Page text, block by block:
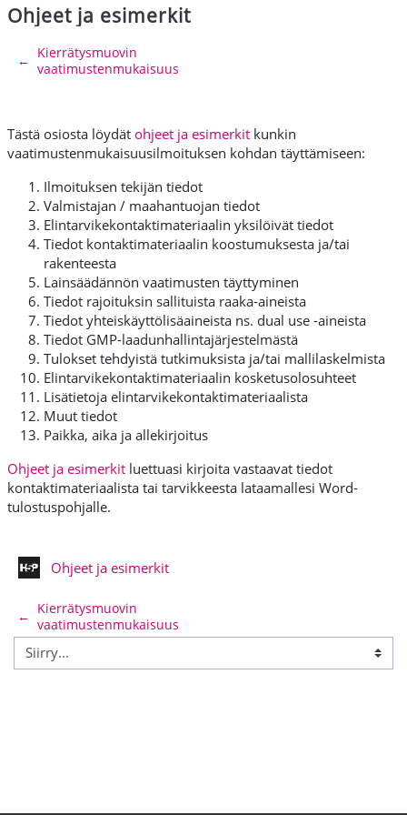
Ohjeet ja esimerkit
Osion ääriviiva
← Kierrätysmuovin
vaatimustenmukaisuus
Tästä osiosta löydät ohjeet ja esimerkit kunkin
vaatimustenmukaisuusilmoituksen kohdan täyttämiseen:
Ilmoituksen tekijän tiedot
Valmistajan / maahantuojan tiedot
Elintarvikekontaktimateriaalin yksilöivät tiedot
Tiedot kontaktimateriaalin koostumuksesta ja/tai
rakenteesta
Lainsäädännön vaatimusten täyttyminen
Tiedot rajoituksin sallituista raaka-aineista
Tiedot yhteiskäyttölisäaineista ns. dual use -aineista
Tiedot GMP-laadunhallintajärjestelmästä
Tulokset tehdyistä tutkimuksista ja/tai mallilaskelmista
Elintarvikekontaktimateriaalin kosketusolosuhteet
Lisätietoja elintarvikekontaktimateriaalista
Muut tiedot
Paikka, aika ja allekirjoitus
Ohjeet ja esimerkit luettuasi kirjoita vastaavat tiedot
kontaktimateriaalista tai tarvikkeesta lataamallesi Word-
tulostuspohjalle.
Ohjeet ja esimerkitH5P - Interaktiivinen sisältö
← Kierrätysmuovin
vaatimustenmukaisuus